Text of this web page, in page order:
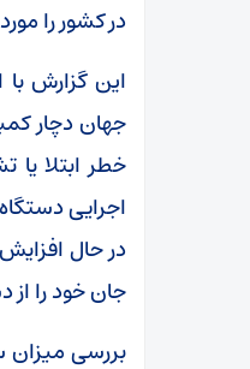
در کشور را
این گزارش
خطر ابتلا
اجرایی
جان خود را